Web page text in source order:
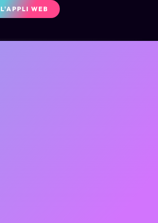
L'APPLI WEB